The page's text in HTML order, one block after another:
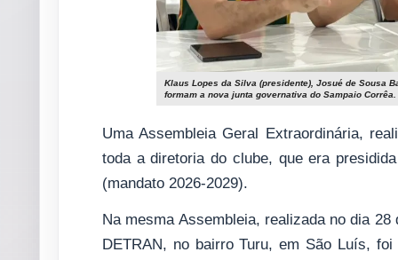
Klaus Lopes da Silva (presidente), Josué de Sousa
formam a nova junta governativa do Sampaio Corrêa.
Uma Assembleia Geral Extraordinária,
toda a diretoria do clube, que era
(mandato 2026-2029).
Na mesma Assembleia, realizada no dia
DETRAN, no bairro Turu, em São Luís,